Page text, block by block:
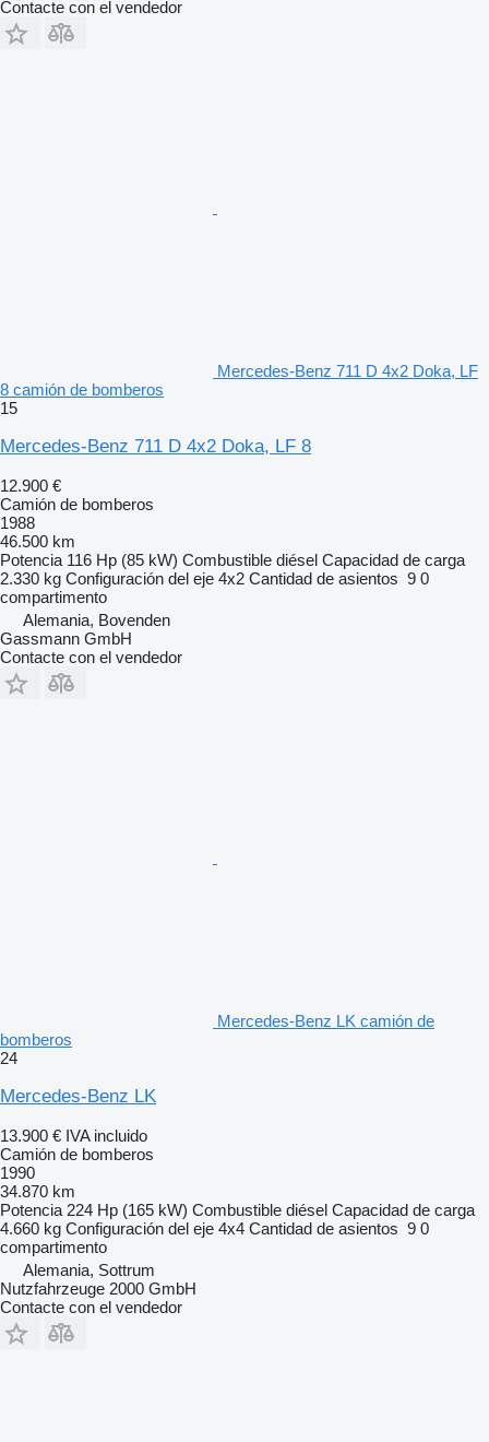
Contacte con el vendedor
Mercedes-Benz 711 D 4x2 Doka, LF
8 camión de bomberos
15
Mercedes-Benz 711 D 4x2 Doka, LF 8
12.900 €
Camión de bomberos
1988
46.500 km
Potencia 116 Hp (85 kW) Combustible diésel Capacidad de carga
2.330 kg Configuración del eje 4x2 Cantidad de asientos 9 0
compartimento
Alemania, Bovenden
Gassmann GmbH
Contacte con el vendedor
Mercedes-Benz LK camión de
bomberos
24
Mercedes-Benz LK
13.900 € IVA incluido
Camión de bomberos
1990
34.870 km
Potencia 224 Hp (165 kW) Combustible diésel Capacidad de carga
4.660 kg Configuración del eje 4x4 Cantidad de asientos 9 0
compartimento
Alemania, Sottrum
Nutzfahrzeuge 2000 GmbH
Contacte con el vendedor